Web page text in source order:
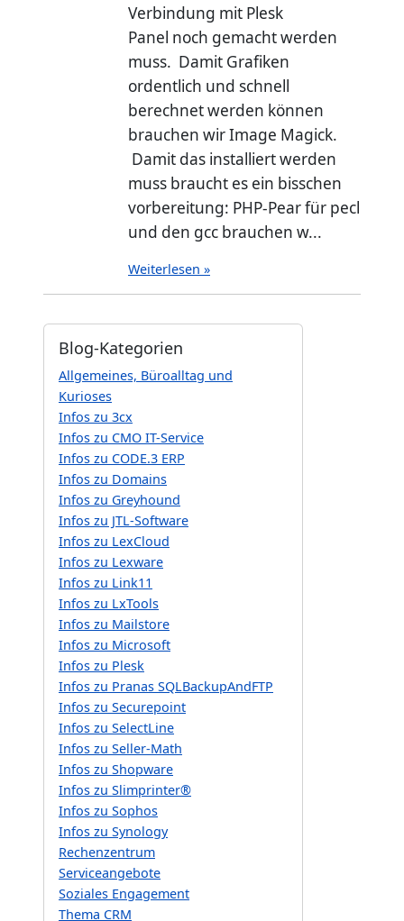
Verbindung mit Plesk
Panel noch gemacht werden
muss. Damit Grafiken
ordentlich und schnell
berechnet werden können
brauchen wir Image Magick.
Damit das installiert werden
muss braucht es ein bisschen
vorbereitung: PHP-Pear für pecl
und den gcc brauchen w...
Weiterlesen »
Blog-Kategorien
Allgemeines, Büroalltag und
Kurioses
Infos zu 3cx
Infos zu CMO IT-Service
Infos zu CODE.3 ERP
Infos zu Domains
Infos zu Greyhound
Infos zu JTL-Software
Infos zu LexCloud
Infos zu Lexware
Infos zu Link11
Infos zu LxTools
Infos zu Mailstore
Infos zu Microsoft
Infos zu Plesk
Infos zu Pranas SQLBackupAndFTP
Infos zu Securepoint
Infos zu SelectLine
Infos zu Seller-Math
Infos zu Shopware
Infos zu Slimprinter®
Infos zu Sophos
Infos zu Synology
Rechenzentrum
Serviceangebote
Soziales Engagement
Thema CRM